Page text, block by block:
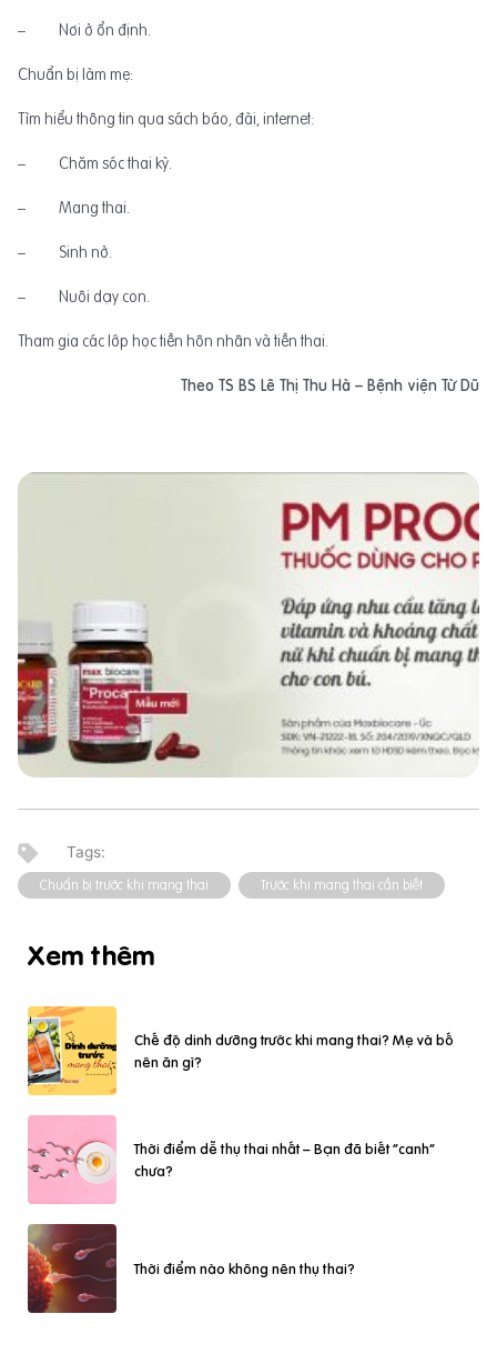
– Nơi ở ổn định.
Chuẩn bị làm mẹ:
Tìm hiểu thông tin qua sách báo, đài, internet:
– Chăm sóc thai kỳ.
– Mang thai.
– Sinh nở.
– Nuôi dạy con.
Tham gia các lớp học tiền hôn nhân và tiền thai.
Theo TS BS Lê Thị Thu Hà – Bệnh viện Từ Dũ
Chuẩn bị trước khi mang thai Trước khi mang thai cần biết
Xem thêm
Chế độ dinh dưỡng trước khi mang thai? Mẹ và bố
nên ăn gì?
Thời điểm dễ thụ thai nhất – Bạn đã biết “canh”
chưa?
Thời điểm nào không nên thụ thai?